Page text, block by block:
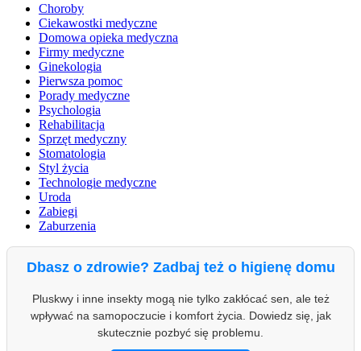
Choroby
Ciekawostki medyczne
Domowa opieka medyczna
Firmy medyczne
Ginekologia
Pierwsza pomoc
Porady medyczne
Psychologia
Rehabilitacja
Sprzęt medyczny
Stomatologia
Styl życia
Technologie medyczne
Uroda
Zabiegi
Zaburzenia
Dbasz o zdrowie? Zadbaj też o higienę domu
Pluskwy i inne insekty mogą nie tylko zakłócać sen, ale też
wpływać na samopoczucie i komfort życia. Dowiedz się, jak
skutecznie pozbyć się problemu.